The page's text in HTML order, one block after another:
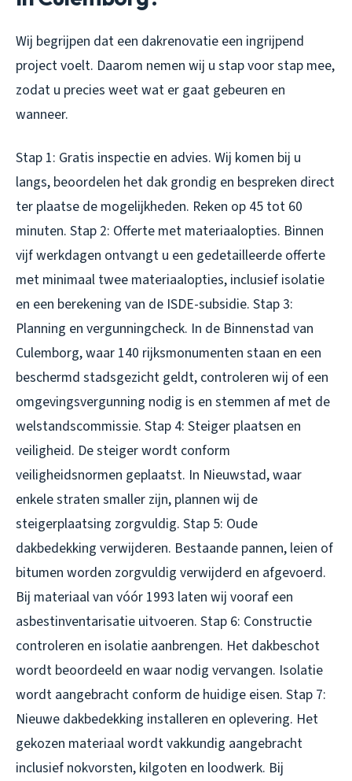
Wij begrijpen dat een dakrenovatie een ingrijpend
project voelt. Daarom nemen wij u stap voor stap mee,
zodat u precies weet wat er gaat gebeuren en
wanneer.
Stap 1: Gratis inspectie en advies. Wij komen bij u
langs, beoordelen het dak grondig en bespreken direct
ter plaatse de mogelijkheden. Reken op 45 tot 60
minuten. Stap 2: Offerte met materiaalopties. Binnen
vijf werkdagen ontvangt u een gedetailleerde offerte
met minimaal twee materiaalopties, inclusief isolatie
en een berekening van de ISDE-subsidie. Stap 3:
Planning en vergunningcheck. In de Binnenstad van
Culemborg, waar 140 rijksmonumenten staan en een
beschermd stadsgezicht geldt, controleren wij of een
omgevingsvergunning nodig is en stemmen af met de
welstandscommissie. Stap 4: Steiger plaatsen en
veiligheid. De steiger wordt conform
veiligheidsnormen geplaatst. In Nieuwstad, waar
enkele straten smaller zijn, plannen wij de
steigerplaatsing zorgvuldig. Stap 5: Oude
dakbedekking verwijderen. Bestaande pannen, leien of
bitumen worden zorgvuldig verwijderd en afgevoerd.
Bij materiaal van vóór 1993 laten wij vooraf een
asbestinventarisatie uitvoeren. Stap 6: Constructie
controleren en isolatie aanbrengen. Het dakbeschot
wordt beoordeeld en waar nodig vervangen. Isolatie
wordt aangebracht conform de huidige eisen. Stap 7:
Nieuwe dakbedekking installeren en oplevering. Het
gekozen materiaal wordt vakkundig aangebracht
inclusief nokvorsten, kilgoten en loodwerk. Bij